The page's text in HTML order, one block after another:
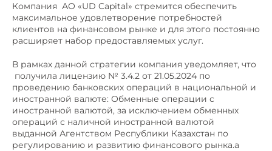
Компания АО «UD Capital» стремится обеспечить
максимальное удовлетворение потребностей
клиентов на финансовом рынке и для этого постоянно
расширяет набор предоставляемых услуг.
В рамках данной стратегии компания уведомляет, что
получила лицензию № 3.4.2 от 21.05.2024 по
проведению банковских операций в национальной и
иностранной валюте: Обменные операции с
иностранной валютой, за исключением обменных
операций с наличной иностранной валютой
выданной Агентством Республики Казахстан по
регулированию и развитию финансового рынка.a